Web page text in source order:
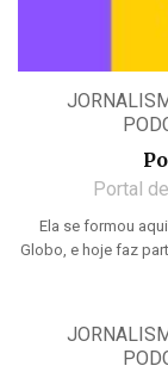
Portal
Ela se formou
Globo, e hoje faz